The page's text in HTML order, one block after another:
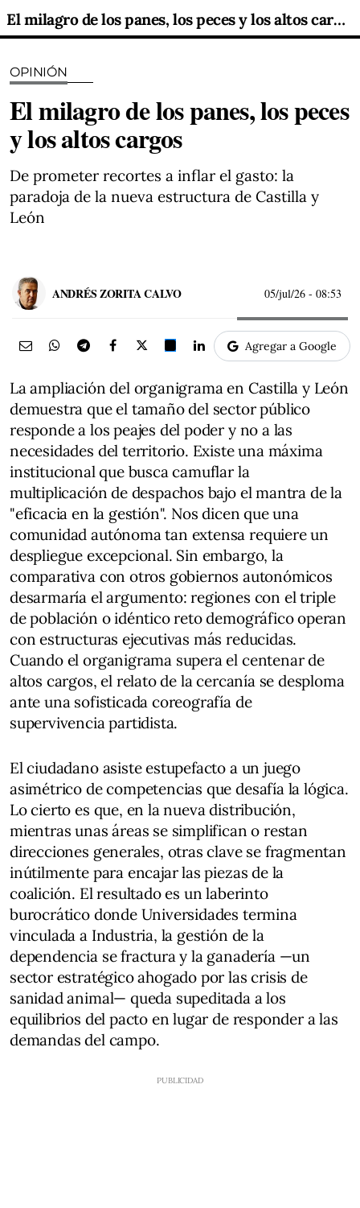
El milagro de los panes, los peces y los altos cargos
OPINIÓN
El milagro de los panes, los peces
y los altos cargos
De prometer recortes a inflar el gasto: la
paradoja de la nueva estructura de Castilla y
León
ANDRÉS ZORITA CALVO 05/jul/26 - 08:53
Agregar a Google
La ampliación del organigrama en Castilla y León
demuestra que el tamaño del sector público
responde a los peajes del poder y no a las
necesidades del territorio. Existe una máxima
institucional que busca camuflar la
multiplicación de despachos bajo el mantra de la
"eficacia en la gestión". Nos dicen que una
comunidad autónoma tan extensa requiere un
despliegue excepcional. Sin embargo, la
comparativa con otros gobiernos autonómicos
desarmaría el argumento: regiones con el triple
de población o idéntico reto demográfico operan
con estructuras ejecutivas más reducidas.
Cuando el organigrama supera el centenar de
altos cargos, el relato de la cercanía se desploma
ante una sofisticada coreografía de
supervivencia partidista.
El ciudadano asiste estupefacto a un juego
asimétrico de competencias que desafía la lógica.
Lo cierto es que, en la nueva distribución,
mientras unas áreas se simplifican o restan
direcciones generales, otras clave se fragmentan
inútilmente para encajar las piezas de la
coalición. El resultado es un laberinto
burocrático donde Universidades termina
vinculada a Industria, la gestión de la
dependencia se fractura y la ganadería —un
sector estratégico ahogado por las crisis de
sanidad animal— queda supeditada a los
equilibrios del pacto en lugar de responder a las
demandas del campo.